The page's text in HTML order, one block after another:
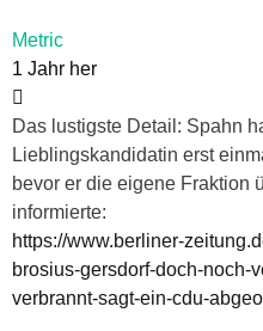
Metric
1 Jahr her
Das lustigste Detail: Spahn
Lieblingskandidatin erst
bevor er die eigene Fraktion
informierte:
https://www.berliner-
brosius-gersdorf-doch-noch-
verbrannt-sagt-ein-cdu-